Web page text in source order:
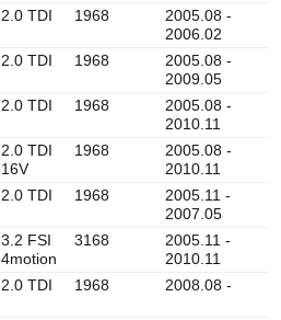
2.0 TDI 1968
2005.08 -
2006.02
2.0 TDI 1968
2005.08 -
2009.05
2.0 TDI 1968
2005.08 -
2010.11
2.0 TDI
16V
1968
2005.08 -
2010.11
2.0 TDI 1968
2005.11 -
2007.05
3.2 FSI
4motion
3168
2005.11 -
2010.11
2.0 TDI 1968 2008.08 -